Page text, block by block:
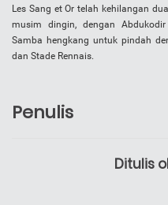
Les Sang et Or telah kehilangan
musim dingin, dengan
Samba hengkang untuk pindah
dan Stade Rennais.
Penulis
Ditulis